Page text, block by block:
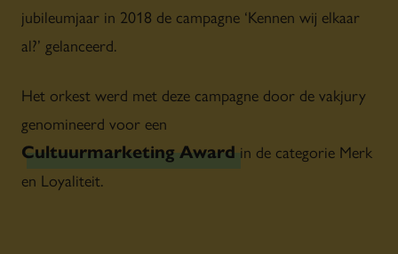
jubileumjaar in 2018 de campagne ‘Kennen wij elkaar
al?’ gelanceerd.
Het orkest werd met deze campagne door de vakjury
genomineerd voor een
Cultuurmarketing Award in de categorie Merk
en Loyaliteit.